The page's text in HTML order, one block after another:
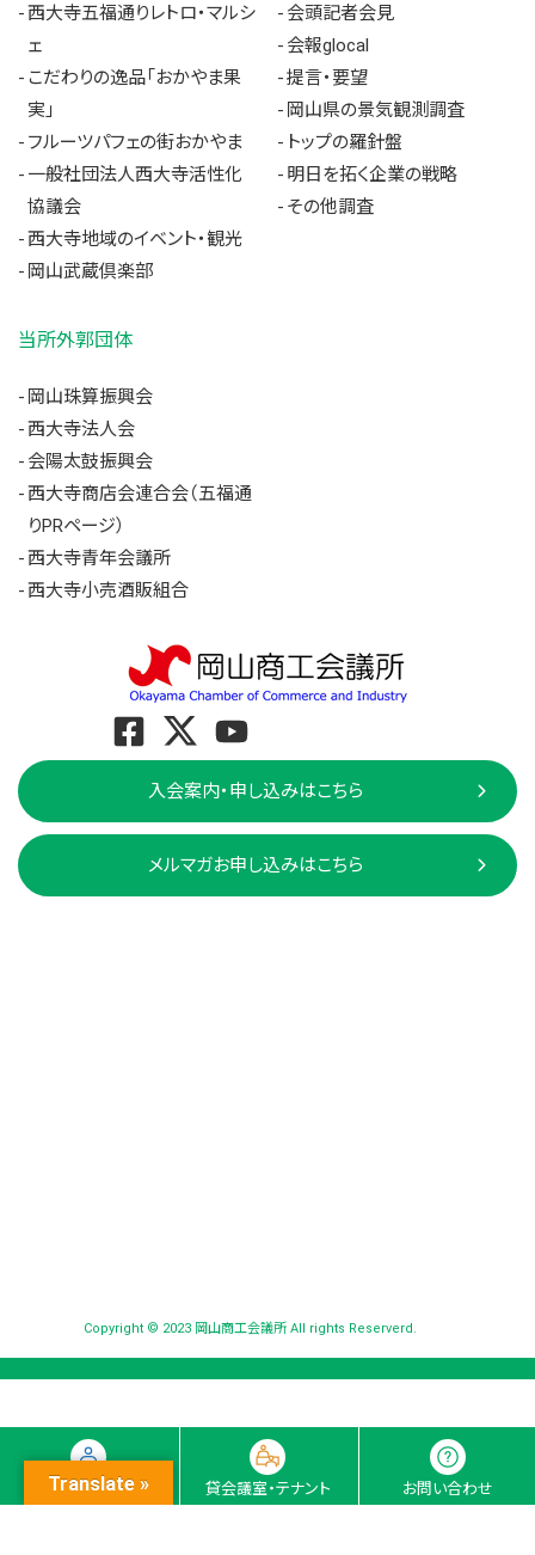
入会ナビ 貸会議室・テナント お問い合わせ
西大寺五福通りレトロ・マルシ
ェ
こだわりの逸品「おかやま果
実」
フルーツパフェの街おかやま
一般社団法人西大寺活性化
協議会
西大寺地域のイベント・観光
岡山武蔵倶楽部
会頭記者会見
会報glocal
提言・要望
岡山県の景気観測調査
トップの羅針盤
明日を拓く企業の戦略
その他調査
当所外郭団体
岡山珠算振興会
西大寺法人会
会陽太鼓振興会
西大寺商店会連合会（五福通
りPRページ）
西大寺青年会議所
西大寺小売酒販組合
入会案内・申し込みはこちら
メルマガお申し込みはこちら
Copyright © 2023 岡山商工会議所 All rights Reserverd.
Translate »